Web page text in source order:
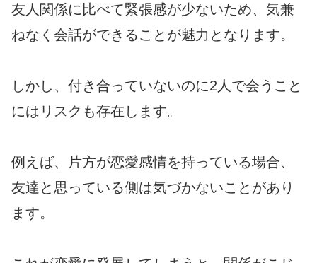
友人関係に比べて緊張感が少ないため、気兼
ねなく会話ができることが魅力となります。
しかし、付き合っていないのに2人で会うこと
にはリスクも存在します。
例えば、片方が恋愛感情を持っている場合、
友達と思っている側は気づかないことがあり
ます。